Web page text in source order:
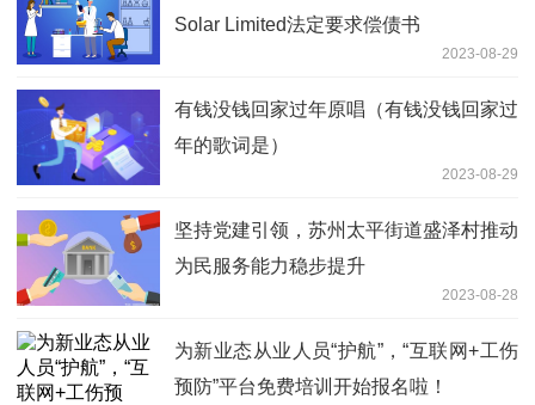
Solar Limited法定要求偿债书
2023-08-29
有钱没钱回家过年原唱（有钱没钱回家过
年的歌词是）
2023-08-29
坚持党建引领，苏州太平街道盛泽村推动
为民服务能力稳步提升
2023-08-28
为新业态从业人员“护航”，“互联网+工伤
预防”平台免费培训开始报名啦！